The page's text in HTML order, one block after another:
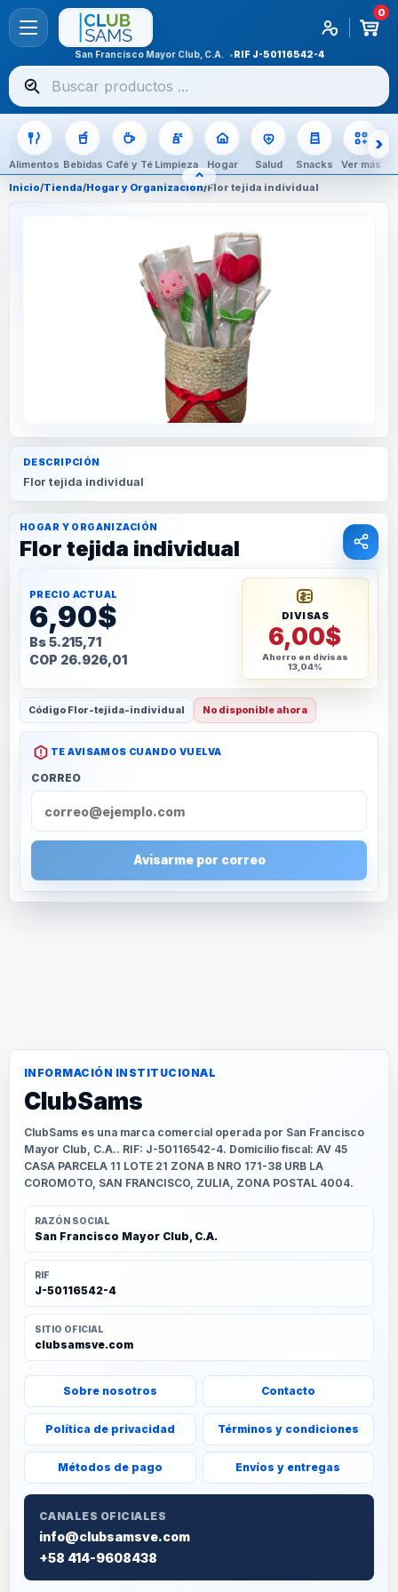
0
San Francisco Mayor Club, C.A. RIF J-50116542-4
Buscar
productos
Alimentos Bebidas Café y Té Limpieza Hogar Salud Snacks Ver más
⌃OCULTAR CATEGORÍAS
Inicio/Tienda/Hogar y Organización/Flor tejida individual
DESCRIPCIÓN
Flor tejida individual
HOGAR Y ORGANIZACIÓN
Flor tejida individual
PRECIO ACTUAL
6,90$
Bs 5.215,71
COP 26.926,01
DIVISAS
6,00$
Ahorro en divisas
13,04%
Código Flor-tejida-individual No disponible ahora
TE AVISAMOS CUANDO VUELVA
CORREO
Avisarme por correo
INFORMACIÓN INSTITUCIONAL
ClubSams
ClubSams es una marca comercial operada por San Francisco
Mayor Club, C.A.. RIF: J-50116542-4. Domicilio fiscal: AV 45
CASA PARCELA 11 LOTE 21 ZONA B NRO 171-38 URB LA
COROMOTO, SAN FRANCISCO, ZULIA, ZONA POSTAL 4004.
RAZÓN SOCIAL
San Francisco Mayor Club, C.A.
RIF
J-50116542-4
SITIO OFICIAL
clubsamsve.com
Sobre nosotros Contacto
Política de privacidad Términos y condiciones
Métodos de pago Envíos y entregas
CANALES OFICIALES
info@clubsamsve.com
+58 414-9608438